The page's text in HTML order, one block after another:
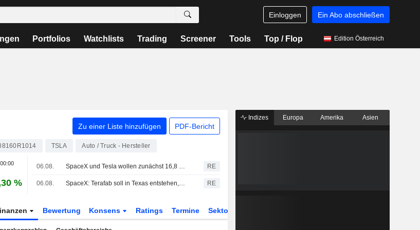
Einloggen Ein Abo abschließen
Portfolios Watchlists Trading Screener Tools Top / Flop Edition Österreich
Zu einer Liste hinzufügen PDF-Bericht
TSLA Auto / Truck - Hersteller
%
06.08. SpaceX und Tesla wollen zunächst 16,8 Mrd. USD in Terafab-Chipwerk in Texas investieren RE
06.08. SpaceX: Terafab soll in Texas entstehen, Erstinvestition von 16,8 Mrd. USD geplant RE
Bewertung Konsens Ratings Termine Sektor
Indizes Europa Amerika Asien